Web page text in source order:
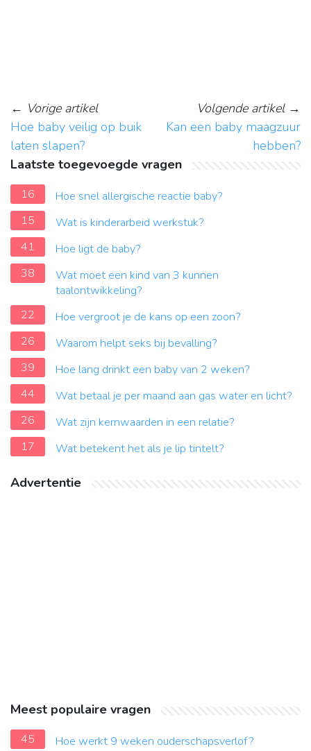
← Vorige artikel
Hoe baby veilig op buik
laten slapen?
Volgende artikel→
Kan een baby maagzuur
hebben?
Laatste toegevoegde vragen
16
Hoe snel allergische reactie baby?
15
Wat is kinderarbeid werkstuk?
41
Hoe ligt de baby?
38
Wat moet een kind van 3 kunnen
taalontwikkeling?
22
Hoe vergroot je de kans op een zoon?
26
Waarom helpt seks bij bevalling?
39
Hoe lang drinkt een baby van 2 weken?
44
Wat betaal je per maand aan gas water en licht?
26
Wat zijn kernwaarden in een relatie?
17
Wat betekent het als je lip tintelt?
Advertentie
Meest populaire vragen
45
Hoe werkt 9 weken ouderschapsverlof?